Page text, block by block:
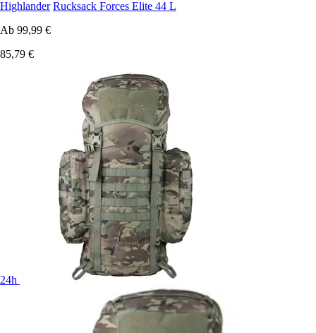
Highlander Rucksack Forces Elite 44 L
Ab 99,99 €
85,79 €
24h